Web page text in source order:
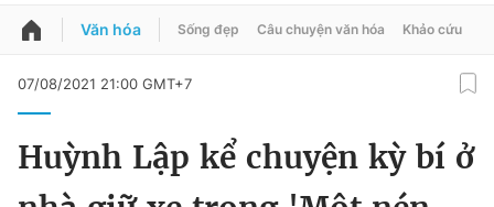
QUẢNG CÁO
Chuyên mục
Đổi mật khẩu
Văn hóa Sống đẹp Câu chuyện văn hóa Khảo cứu
07/08/2021 21:00 GMT+7
Huỳnh Lập kể chuyện kỳ bí ở